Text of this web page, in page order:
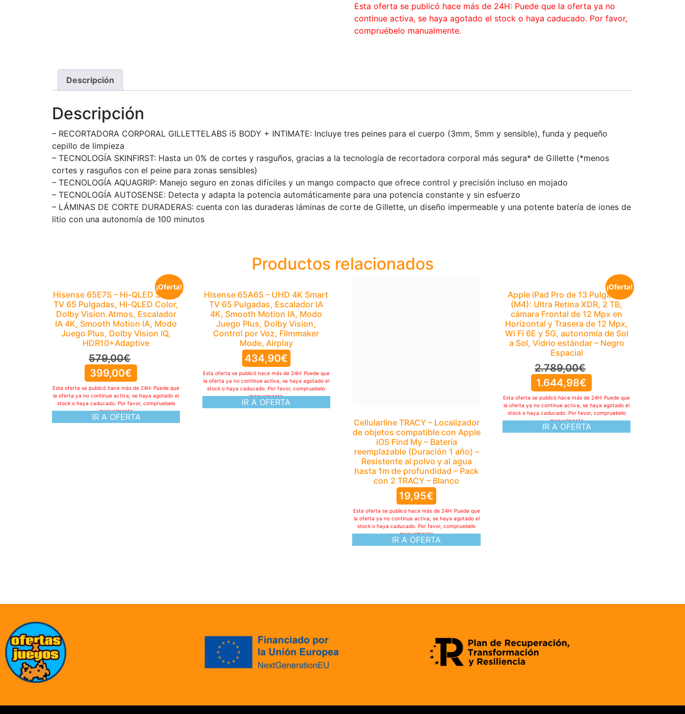
Esta oferta se publicó hace más de 24H: Puede que la oferta ya no
continue activa, se haya agotado el stock o haya caducado. Por favor,
compruébelo manualmente.
Descripción
Descripción
– RECORTADORA CORPORAL GILLETTELABS i5 BODY + INTIMATE: Incluye tres peines para el cuerpo (3mm, 5mm y sensible), funda y pequeño
cepillo de limpieza
– TECNOLOGÍA SKINFIRST: Hasta un 0% de cortes y rasguños, gracias a la tecnología de recortadora corporal más segura* de Gillette (*menos
cortes y rasguños con el peine para zonas sensibles)
– TECNOLOGÍA AQUAGRIP: Manejo seguro en zonas difíciles y un mango compacto que ofrece control y precisión incluso en mojado
– TECNOLOGÍA AUTOSENSE: Detecta y adapta la potencia automáticamente para una potencia constante y sin esfuerzo
– LÁMINAS DE CORTE DURADERAS: cuenta con las duraderas láminas de corte de Gillette, un diseño impermeable y una potente batería de iones de
litio con una autonomía de 100 minutos
Productos relacionados
¡Oferta!
Hisense 65E7S – Hi-QLED Smart
TV 65 Pulgadas, Hi-QLED Color,
Dolby Vision.Atmos, Escalador
IA 4K, Smooth Motion IA, Modo
Juego Plus, Dolby Vision IQ,
HDR10+Adaptive
579,00€
399,00€
IR A OFERTA
Esta oferta se publicó hace más de 24H: Puede que
la oferta ya no continue activa, se haya agotado el
stock o haya caducado. Por favor, compruebelo
manualmente
Hisense 65A6S – UHD 4K Smart
TV 65 Pulgadas, Escalador IA
4K, Smooth Motion IA, Modo
Juego Plus, Dolby Vision,
Control por Voz, Filmmaker
Mode, Airplay
434,90€
IR A OFERTA
Esta oferta se publicó hace más de 24H: Puede que
la oferta ya no continue activa, se haya agotado el
stock o haya caducado. Por favor, compruebelo
manualmente
¡Oferta!
Apple iPad Pro de 13 Pulgadas
(M4): Ultra Retina XDR, 2 TB,
cámara Frontal de 12 Mpx en
Horizontal y Trasera de 12 Mpx,
Wi Fi 6E y 5G, autonomía de Sol
a Sol, Vidrio estándar – Negro
Espacial
2.789,00€
1.644,98€
IR A OFERTA
Esta oferta se publicó hace más de 24H: Puede que
la oferta ya no continue activa, se haya agotado el
stock o haya caducado. Por favor, compruebelo
manualmente
ofertasXjuegos © TODOS LOS DERECHOS RESERVADOS Politica de cookies